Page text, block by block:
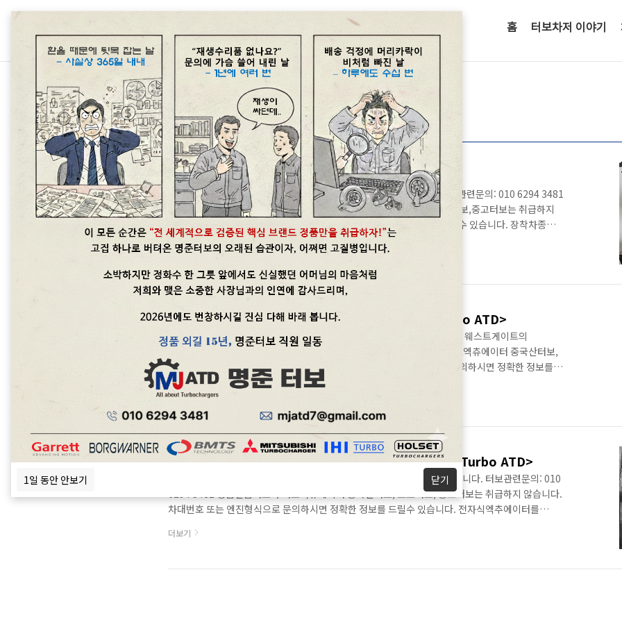
터보차저 이야기
홈
수입 및 국산차터보차저판매
Volvo S90 T5 터보차저정보<명준 Turbo ATD>
Volvo 2.0 GTDi 터보는 배기하우징의 문제와 오일누유에 있습니다. 터보관련문의: 010 6294 3481
정품신품터보(파격가)와 정품터보엑츄에이터 판매합니다. 중국산, 모조터보,중고터보는 취급하지
않습니다. 엔진형식과 차대번호로 문의하시면 보다 상세한 정보를 제공할 수 있습니다. 장착차종
Volvo S60 2.0l 4 cylinder Turbo Volvo S90 2.0l 4 cylinder Turbo Volvo V60 Cross Country
2.0l 4 cylinder Turbo Volvo V90 Cross Country 2.0l 4 cylinder Turbo Volvo XC40 2.0l 4
cylinder Turbo Volvo XC60 2.0l 4 cylinder Turbo Volvo XC9..
더보기
사브(SAAB) 9-5 2.3T 수입차터보차저정보<명준 Turbo ATD>
사브(SAAB) 9-3,5 (2.3T) 터보고장은 일반적인 가솔린터보와 마찬가지로 웨스트게이트의
마모문제와 오일누유 터보관련문의: 010 6294 3481 정품신품터보와 터보엑츄에이터 중국산터보,
모조터보, 중고터보는 취급하지 않습니다. 차대번호 또는 엔진형식으로 문의하시면 정확한 정보를
드릴수 있습니다. 사브2.3T는 출력에 따라서 터보를 달리합니다. 대체적으로 GT17 low-pressure
turbo(저압터보) - 2.3t Linear, Arc models 터보의 내구성이 상당히 약한 편에 속합니다.
15만키로 전후로 터보고장이 빈번한 편입니다. Engine: B235E,R Capacity: 2290 ccm Power:
더보기
벤츠 ML 420 CDI 4MATIC 수입차터보차저정보<명준 Turbo ATD>
BENZ ML 420 CDI의 터보차저는 전자식엑츄에이터의 고장코드를 동반합니다. 터보관련문의: 010
6294 3481 정품신품터보와 터보엑츄에이터 중국산터보, 모조터보, 중고터보는 취급하지 않습니다.
차대번호 또는 엔진형식으로 문의하시면 정확한 정보를 드릴수 있습니다. 전자식엑추에이터를
갖추었는데요. 4MATIC permanent four-wheel drive Seven-stage 7G-TRONIC automatic
buttons and a selecto..
더보기
1일 동안 안보기 닫기